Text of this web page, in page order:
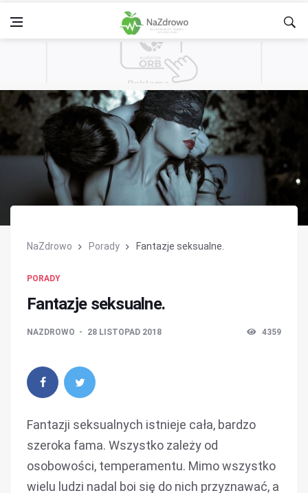
NaZdrowo Porady Fantazje seksualne.
PORADY
Fantazje seksualne.
NAZDROWO 28 LISTOPAD 2018 4359
Fantazji seksualnych istnieje cała, bardzo
szeroka fama. Wszystko zależy od
osobowości, temperamentu. Mimo wszystko
wielu ludzi nadal boi się do nich przyznawać, a